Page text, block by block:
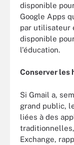
disponible
Google Apps
par utilisateur
disponible
l'éducation.
Conserver les
Si Gmail a,
grand public,
liées à des
Exchange,